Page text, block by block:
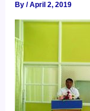
By/April 2, 2019